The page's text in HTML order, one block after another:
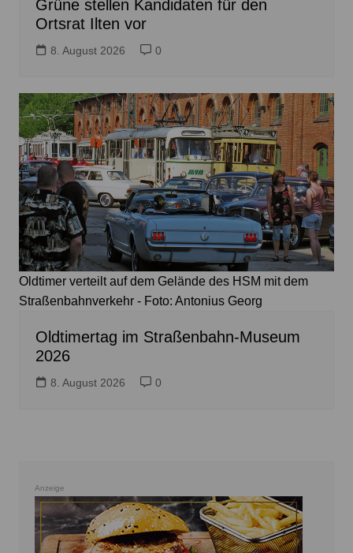
Grüne stellen Kandidaten für den
Ortsrat Ilten vor
8. August 2026 0
Oldtimer verteilt auf dem Gelände des HSM mit dem
Straßenbahnverkehr - Foto: Antonius Georg
Oldtimertag im Straßenbahn-Museum
2026
8. August 2026 0
Anzeige